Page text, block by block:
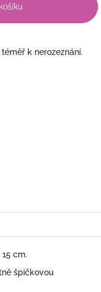
k nerozeznání.
cm.
špičkovou